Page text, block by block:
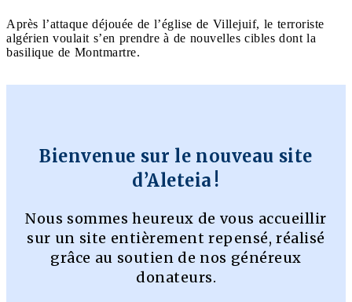
Après l’attaque déjouée de l’église de Villejuif, le terroriste
algérien voulait s’en prendre à de nouvelles cibles dont la
basilique de Montmartre.
Bienvenue sur le nouveau site
d’Aleteia !
Nous sommes heureux de vous accueillir
sur un site entièrement repensé, réalisé
grâce au soutien de nos généreux
donateurs.